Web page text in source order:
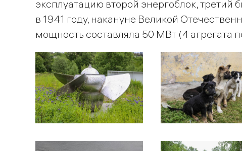
эксплуатацию второй энергоблок, третий
в 1941 году, накануне Великой
мощность составляла 50 МВт (4 агрегата